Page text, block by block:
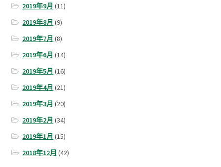
2019年9月 (11)
2019年8月 (9)
2019年7月 (8)
2019年6月 (14)
2019年5月 (16)
2019年4月 (21)
2019年3月 (20)
2019年2月 (34)
2019年1月 (15)
2018年12月 (42)